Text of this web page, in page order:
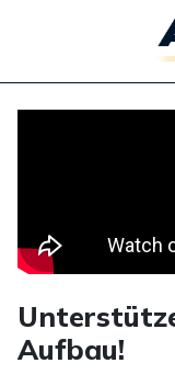
Aufbau!